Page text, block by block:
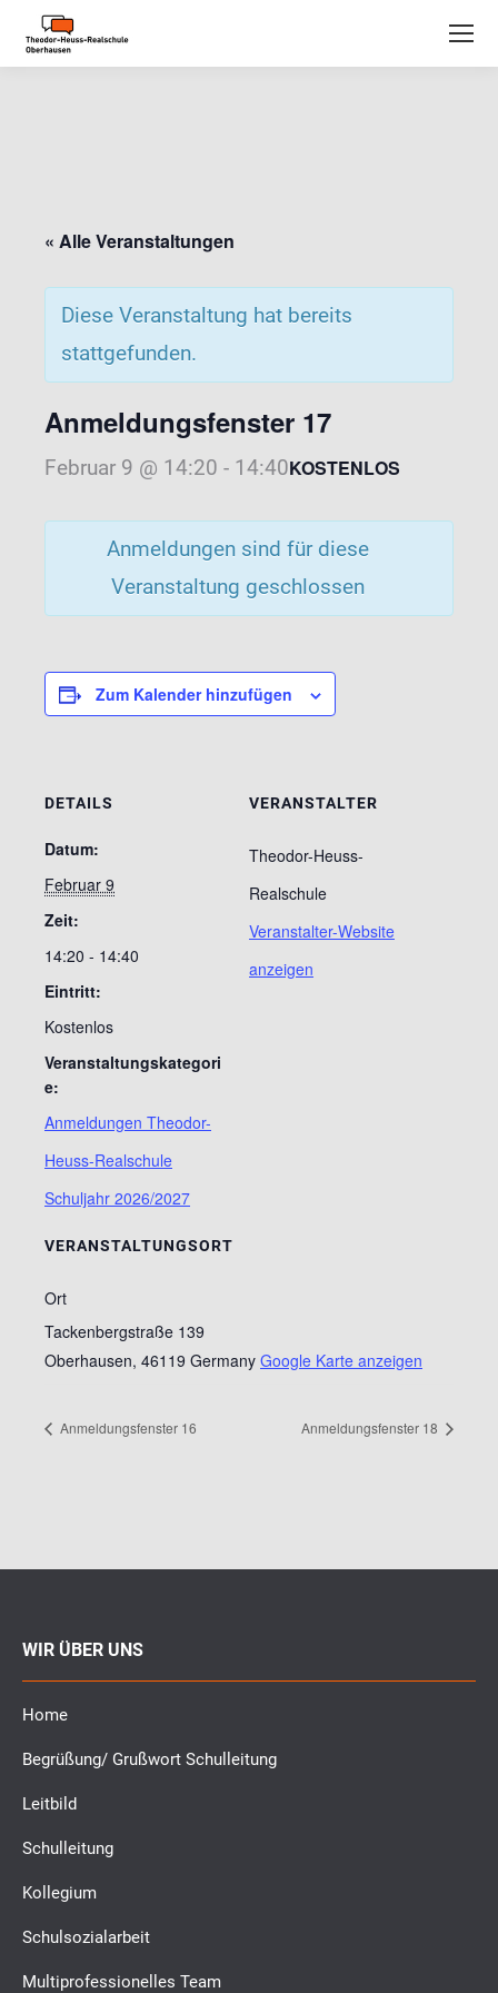
« Alle Veranstaltungen
Diese Veranstaltung hat bereits
stattgefunden.
Anmeldungsfenster 17
Februar 9 @ 14:20 - 14:40KOSTENLOS
Anmeldungen sind für diese
Veranstaltung geschlossen
Zum Kalender hinzufügen
DETAILS
Datum:
Februar 9
Zeit:
14:20 - 14:40
Eintritt:
Kostenlos
Veranstaltungskategori
e:
Anmeldungen Theodor-
Heuss-Realschule
Schuljahr 2026/2027
VERANSTALTUNGSORT
Ort
Tackenbergstraße 139
Oberhausen, 46119 Germany Google Karte anzeigen
VERANSTALTER
Theodor-Heuss-
Realschule
Veranstalter-Website
anzeigen
Anmeldungsfenster 16 Anmeldungsfenster 18
WIR ÜBER UNS
Home
Begrüßung/ Grußwort Schulleitung
Leitbild
Schulleitung
Kollegium
Schulsozialarbeit
Multiprofessionelles Team